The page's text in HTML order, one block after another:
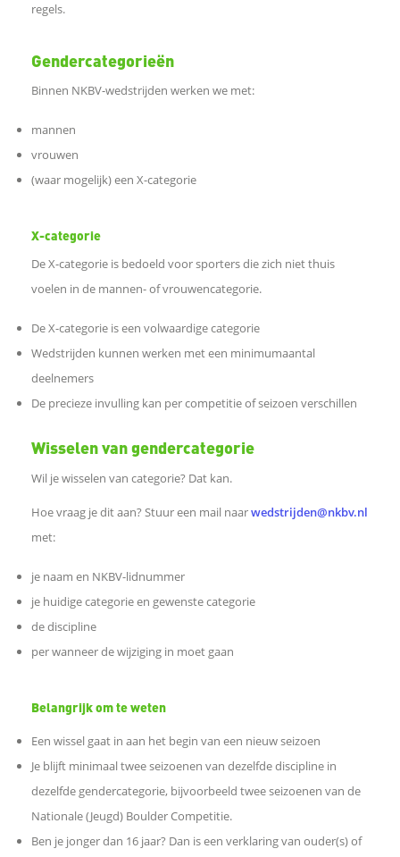
b
o
k
l
n
p
L
n
k
d
I
regels.
Gendercategorieën
Binnen NKBV-wedstrijden werken we met:
mannen
vrouwen
(waar mogelijk) een X-categorie
X-categorie
De X-categorie is bedoeld voor sporters die zich niet thuis
voelen in de mannen- of vrouwencategorie.
De X-categorie is een volwaardige categorie
Wedstrijden kunnen werken met een minimumaantal
deelnemers
De precieze invulling kan per competitie of seizoen verschillen
Wisselen van gendercategorie
Wil je wisselen van categorie? Dat kan.
Hoe vraag je dit aan? Stuur een mail naarwedstrijden@nkbv.nl
met:
je naam en NKBV-lidnummer
je huidige categorie en gewenste categorie
de discipline
per wanneer de wijziging in moet gaan
Belangrijk om te weten
Een wissel gaat in aan het begin van een nieuw seizoen
Je blijft minimaal twee seizoenen van dezelfde discipline in
dezelfde gendercategorie, bijvoorbeeld twee seizoenen van de
Nationale (Jeugd) Boulder Competitie.
Ben je jonger dan 16 jaar? Dan is een verklaring van ouder(s) of